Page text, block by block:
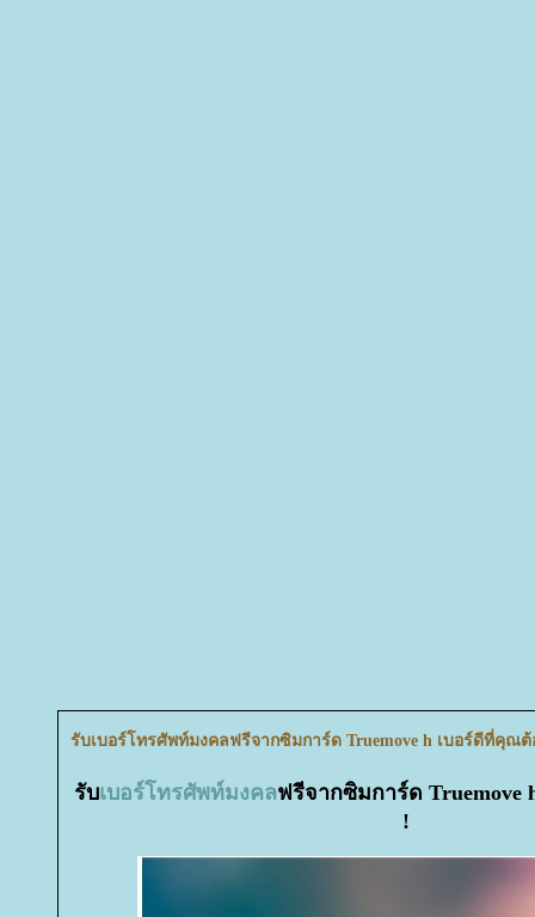
รับเบอร์โทรศัพท์มงคลฟรีจากซิมการ์ด Truemove h เบอร์ดีที่คุณต้
รับเบอร์โทรศัพท์มงคลฟรีจากซิมการ์ด Truemove
!